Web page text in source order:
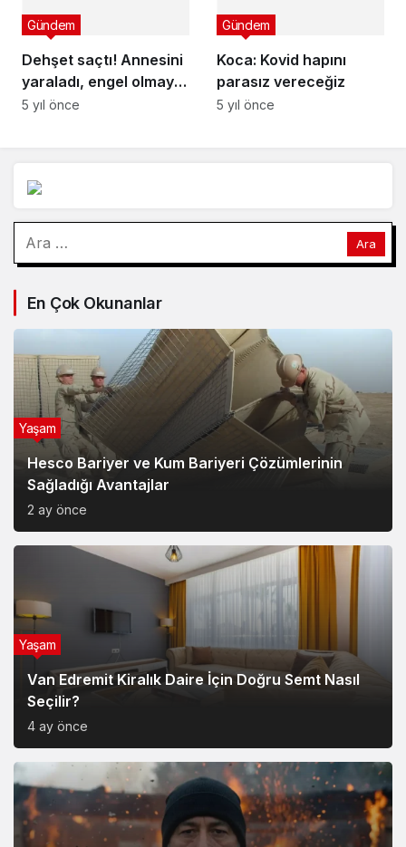
Dehşet saçtı! Annesini
yaraladı, engel olmaya
çalışan 2 kişiyi öldürdü
Gündem
5 yıl önce
Koca: Kovid hapını
parasız vereceğiz
Gündem
5 yıl önce
En Çok Okunanlar
Hesco Bariyer ve Kum Bariyeri Çözümlerinin
Sağladığı Avantajlar
2 ay önce
Yaşam
Van Edremit Kiralık Daire İçin Doğru Semt Nasıl
Seçilir?
4 ay önce
Yaşam